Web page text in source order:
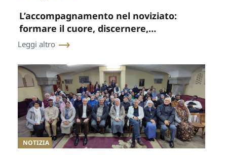
L’accompagnamento nel noviziato:
formare il cuore, discernere,
accompagnare
Leggi altro
NOTIZIA